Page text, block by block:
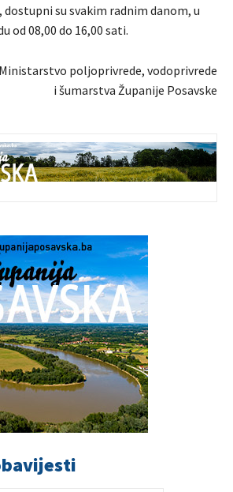
su svakim radnim danom, u
od 08,00 do 16,00 sati.
Ministarstvo poljoprivrede, vodoprivrede
i šumarstva Županije Posavske